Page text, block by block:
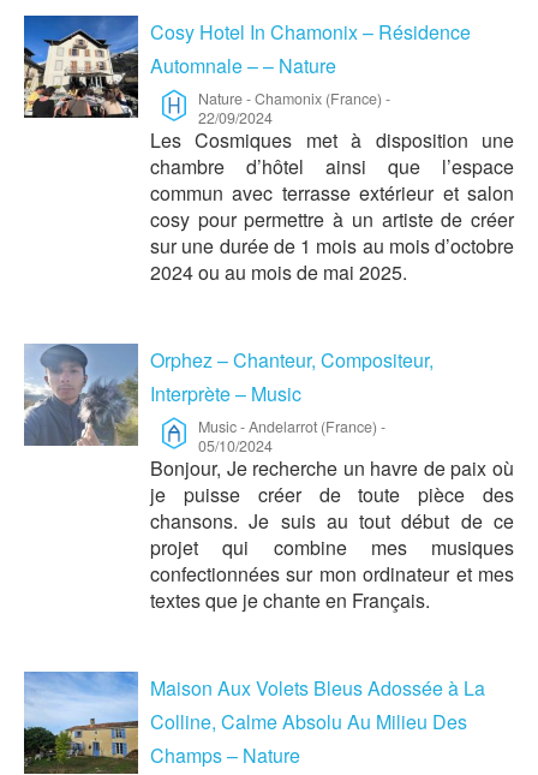
Cosy Hotel In Chamonix – Résidence
Automnale – – Nature
Nature-Chamonix (France) -
22/09/2024
Les Cosmiques met à disposition une
chambre d’hôtel ainsi que l’espace
commun avec terrasse extérieur et salon
cosy pour permettre à un artiste de créer
sur une durée de 1 mois au mois d’octobre
2024 ou au mois de mai 2025.
Orphez – Chanteur, Compositeur,
Interprète – Music
Music-Andelarrot (France) -
05/10/2024
Bonjour, Je recherche un havre de paix où
je puisse créer de toute pièce des
chansons. Je suis au tout début de ce
projet qui combine mes musiques
confectionnées sur mon ordinateur et mes
textes que je chante en Français.
Maison Aux Volets Bleus Adossée à La
Colline, Calme Absolu Au Milieu Des
Champs – Nature